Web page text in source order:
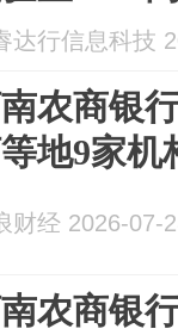
达行信息科技
农商银
地9家机
财经 2026-07-
农商银